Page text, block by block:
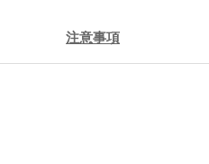
注意事項